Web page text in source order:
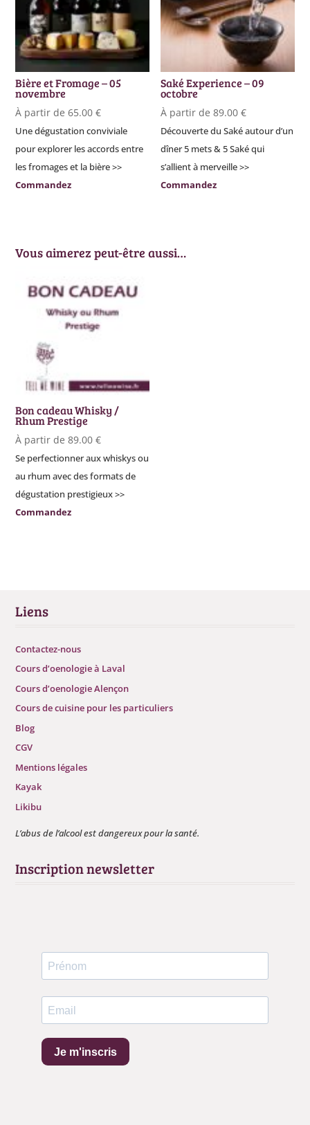
Bière et Fromage – 05
novembre
À partir de65.00€
Une dégustation conviviale
pour explorer les accords entre
les fromages et la bière >>
Commandez
Saké Experience – 09
octobre
À partir de89.00€
Découverte du Saké autour d’un
dîner 5 mets & 5 Saké qui
s’allient à merveille >>
Commandez
Vous aimerez peut-être aussi…
Bon cadeau Whisky /
Rhum Prestige
À partir de89.00€
Se perfectionner aux whiskys ou
au rhum avec des formats de
dégustation prestigieux >>
Commandez
Liens
Contactez-nous
Cours d’oenologie à Laval
Cours d’oenologie Alençon
Cours de cuisine pour les particuliers
Blog
CGV
Mentions légales
Kayak
Likibu
L’abus de l’alcool est dangereux pour la santé.
Inscription newsletter
Je m'inscris
Continuer sans accepter
Les cookies vous
souhaitent une bonne